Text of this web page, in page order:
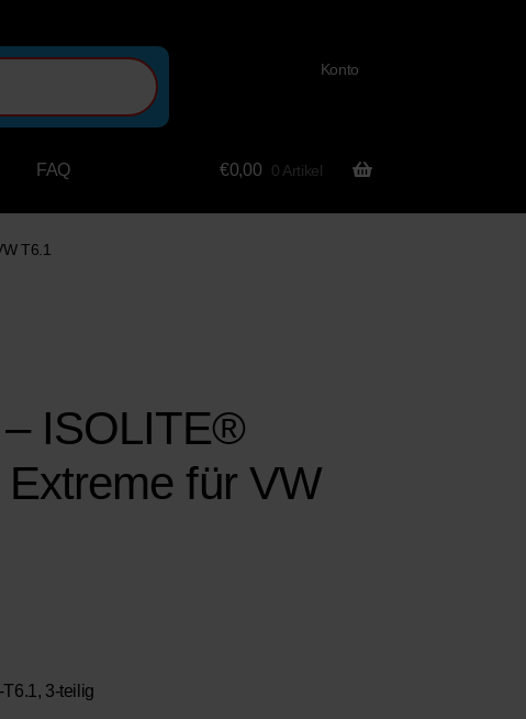
Konto
FAQ €0,00 0 Artikel
T6.1
ISOLITE®
für VW
3-teilig